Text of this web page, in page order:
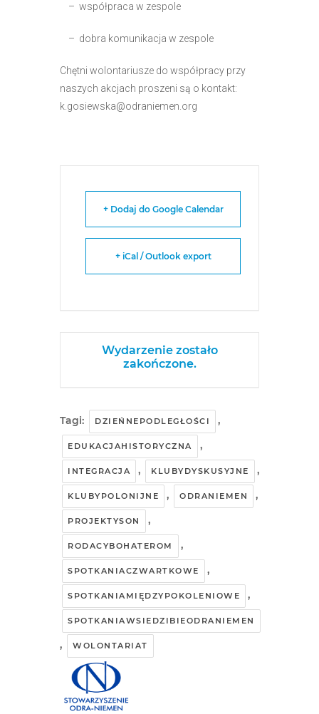
– współpraca w zespole
– dobra komunikacja w zespole
Chętni wolontariusze do współpracy przy
naszych akcjach proszeni są o kontakt:
k.gosiewska@odraniemen.org
+ Dodaj do Google Calendar
+ iCal / Outlook export
Wydarzenie zostało
zakończone.
Tagi: DZIEŃNEPODLEGŁOŚCI ,
EDUKACJAHISTORYCZNA ,
INTEGRACJA , KLUBYDYSKUSYJNE ,
KLUBYPOLONIJNE , ODRANIEMEN ,
PROJEKTYSON ,
RODACYBOHATEROM ,
SPOTKANIACZWARTKOWE ,
SPOTKANIAMIĘDZYPOKOLENIOWE ,
SPOTKANIAWSIEDZIBIEODRANIEMEN
, WOLONTARIAT